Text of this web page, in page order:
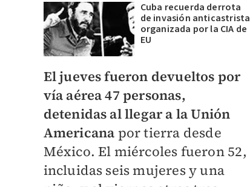
Cuba recuerda derrota
de invasión anticastrista
organizada por la CIA de
EU
El jueves fueron devueltos por
vía aérea 47 personas,
detenidas al llegar a la Unión
Americana por tierra desde
México. El miércoles fueron 52,
incluidas seis mujeres y una